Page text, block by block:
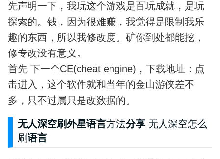
先声明一下，我玩这个游戏是百玩成就，是玩
探索的。钱，因为很难赚，我觉得是限制我乐
趣的东西，所以我修改度。矿你到处都能挖，
修专改没有意义。
首先 下一个CE(cheat engine)，下载地址：点
击进入，这个软件就和当年的金山游侠差不
多，只不过属只是改数据的。
无人深空刷外星语言方法分享 无人深空怎么
刷语言